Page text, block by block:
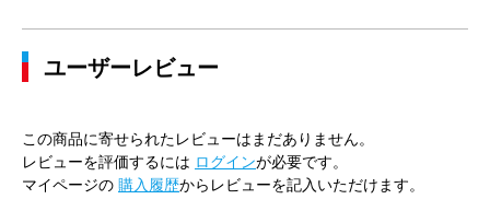
ユーザーレビュー
この商品に寄せられたレビューはまだありません。
レビューを評価するには ログインが必要です。
マイページの 購入履歴からレビューを記入いただけます。